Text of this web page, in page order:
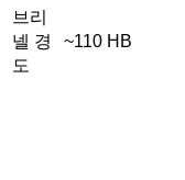
브리
넬 경
도
~110 HB